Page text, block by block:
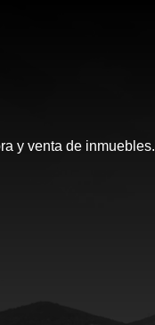
y venta de inmuebles.